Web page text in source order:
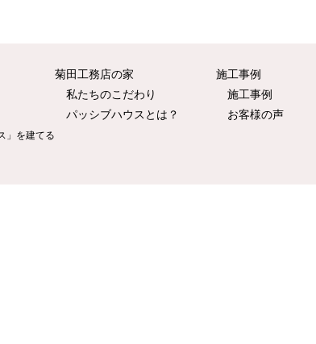
」を建てる
菊田工務店の家
私たちのこだわり
パッシブハウスとは？
施⼯事例
施⼯事例
お客様の声